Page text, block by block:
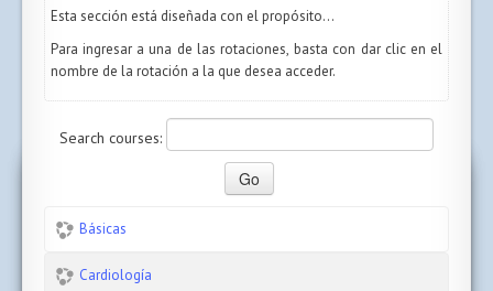
Esta sección está diseñada con el propósito...
Para ingresar a una de las rotaciones, basta con dar clic en el
nombre de la rotación a la que desea acceder.
Search courses:
Básicas
Cardiología